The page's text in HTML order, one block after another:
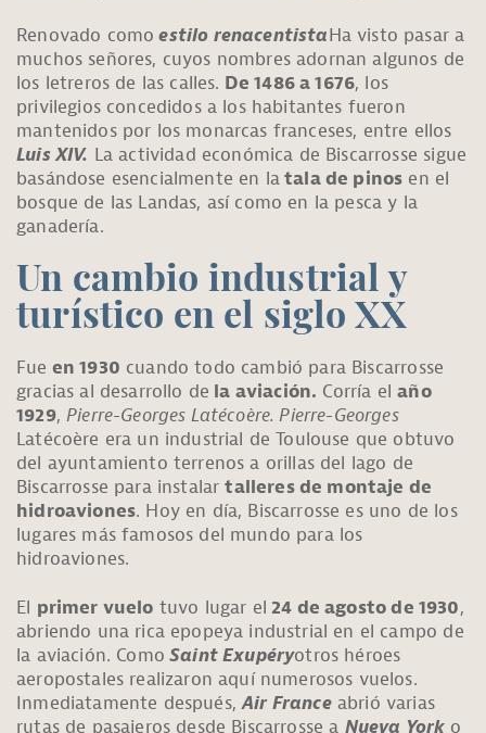
Renovado como estilo renacentistaHa visto pasar a
muchos señores, cuyos nombres adornan algunos de
los letreros de las calles. De 1486 a 1676, los
privilegios concedidos a los habitantes fueron
mantenidos por los monarcas franceses, entre ellos
Luis XIV. La actividad económica de Biscarrosse sigue
basándose esencialmente en latala de pinos en el
bosque de las Landas, así como en la pesca y la
ganadería.
Un cambio industrial y
turístico en el siglo XX
Fue en 1930 cuando todo cambió para Biscarrosse
gracias al desarrollo de la aviación. Corría elaño
1929,Pierre-Georges Latécoère. Pierre-Georges
Latécoère era un industrial de Toulouse que obtuvo
del ayuntamiento terrenos a orillas del lago de
Biscarrosse para instalartalleres de montaje de
hidroaviones. Hoy en día, Biscarrosse es uno de los
lugares más famosos del mundo para los
hidroaviones.
El primer vuelo tuvo lugar el 24 de agosto de 1930,
abriendo una rica epopeya industrial en el campo de
la aviación. Como Saint Exupéryotros héroes
aeropostales realizaron aquí numerosos vuelos.
Inmediatamente después,Air Franceabrió varias
rutas de pasajeros desde Biscarrosse a Nueva York o